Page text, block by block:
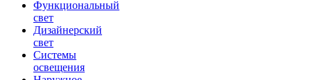
Функциональный
свет
Дизайнерский
свет
Системы
освещения